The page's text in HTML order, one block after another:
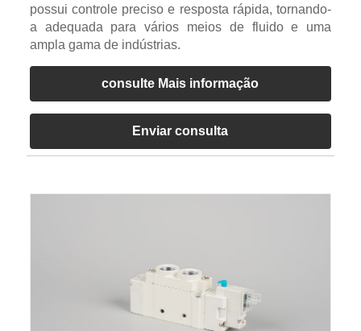
possui controle preciso e resposta rápida, tornando-
a adequada para vários meios de fluido e uma
ampla gama de indústrias.
consulte Mais informação
Enviar consulta